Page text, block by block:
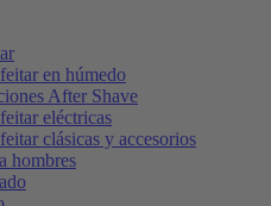
en húmedo
After Shave
eléctricas
clásicas y accesorios
hombres